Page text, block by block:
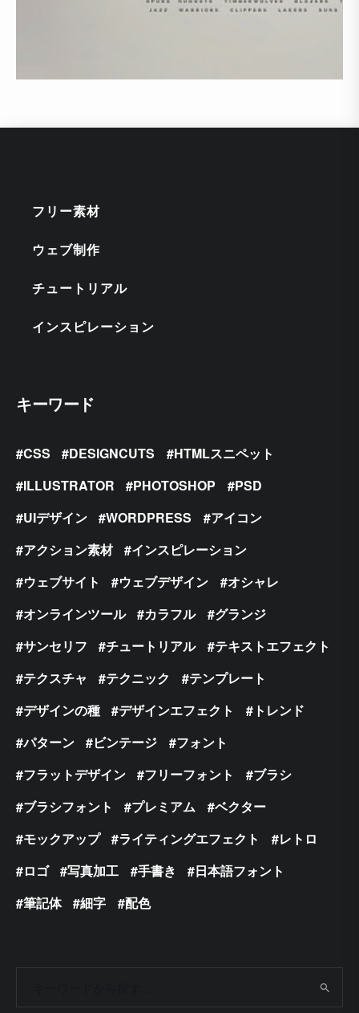
フリー素材
ウェブ制作
チュートリアル
インスピレーション
キーワード
CSS DESIGNCUTS
HTMLスニペット
ILLUSTRATOR
PHOTOSHOP
PSD
UIデザイン
WORDPRESS
アイコン
アクション素材
インスピレーション
ウェブサイト
ウェブデザイン
オシャレ
オンラインツール
カラフル
グランジ
サンセリフ
チュートリアル
テキストエフェクト
テクスチャ
テクニック
テンプレート
デザインの種
デザインエフェクト
トレンド
パターン
ビンテージ
フォント
フラットデザイン
フリーフォント
ブラシ
ブラシフォント
プレミアム
ベクター
モックアップ
ライティングエフェクト
レトロ
ロゴ
写真加工 手書き
日本語フォント
筆記体
細字 配色